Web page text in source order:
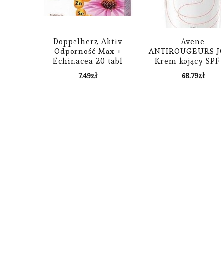
Doppelherz Aktiv
Odporność Max +
Echinacea 20 tabl
7.49zł
Avene
ANTIROUGEURS
Krem kojący
40ml
68.79zł